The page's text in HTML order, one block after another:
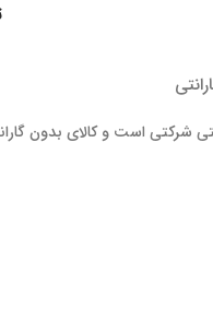
شرکتی است و کالای بدون